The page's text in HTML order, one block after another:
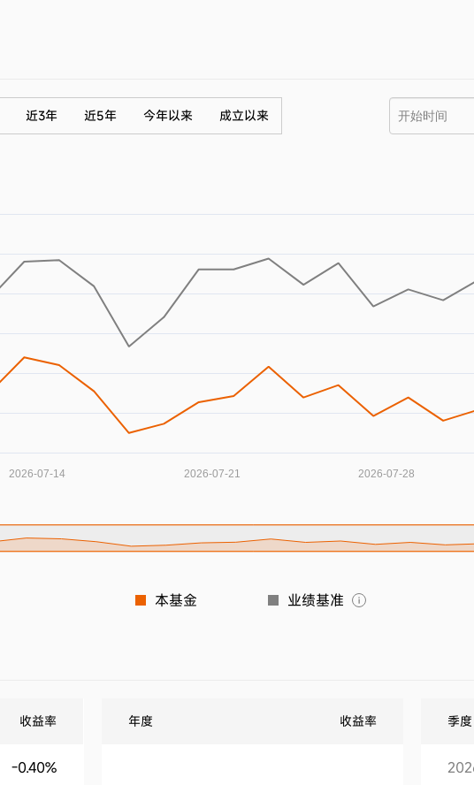
近3年 近5年 今年以来 成立以来
本基金 业绩基准
收益率
-0.40%
年度 收益率 季度